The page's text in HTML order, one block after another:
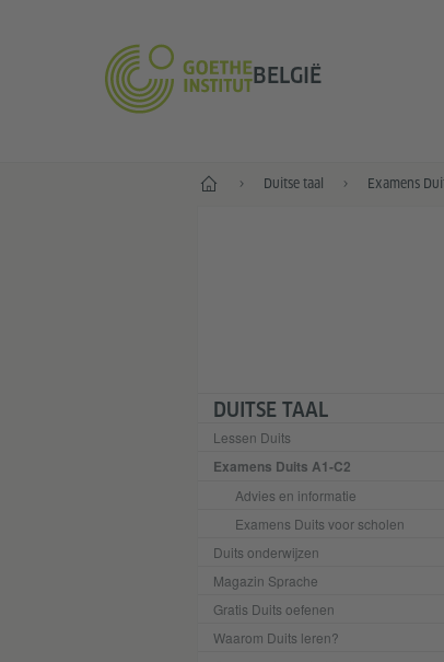
BELGIË
Home Duitse taal Examens
DUITSE TAAL
Lessen Duits
Examens Duits A1-C2
Advies en informatie
Examens Duits voor scholen
Duits onderwijzen
Magazin Sprache
Gratis Duits oefenen
Waarom Duits leren?